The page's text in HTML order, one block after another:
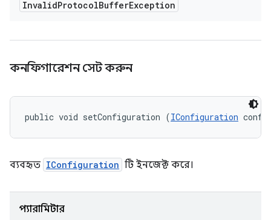
InvalidProtocolBufferException
কনফিগারেশন সেট করুন
public void setConfiguration (IConfiguration
ব্যবহৃত IConfiguration টি ইনজেক্ট করে।
প্যারামিটার